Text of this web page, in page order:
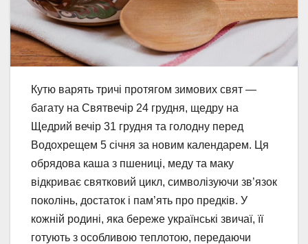
Кутю варять тричі протягом зимових свят —
багату на Святвечір 24 грудня, щедру на
Щедрий вечір 31 грудня та голодну перед
Водохрещем 5 січня за новим календарем. Ця
обрядова каша з пшениці, меду та маку
відкриває святковий цикл, символізуючи зв’язок
поколінь, достаток і пам’ять про предків. У
кожній родині, яка береже українські звичаї, її
готують з особливою теплотою, передаючи